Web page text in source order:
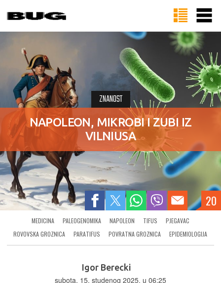
ZNANOST
NAPOLEON, MIKROBI I ZUBI IZ
VILNIUSA
20
MEDICINA PALEOGENOMIKA NAPOLEON TIFUS
PJEGAVAC
ROVOVSKA GROZNICA
PARATIFUS POVRATNA GROZNICA EPIDEMIOLOGIJA
Igor Berecki
subota, 15. studenog 2025. u 06:25